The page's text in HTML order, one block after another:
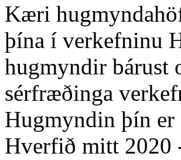
Kæri
þína í verkefninu
hugmyndir bárust
sérfræðinga
Hugmyndin þín
Hverfið mitt 2020